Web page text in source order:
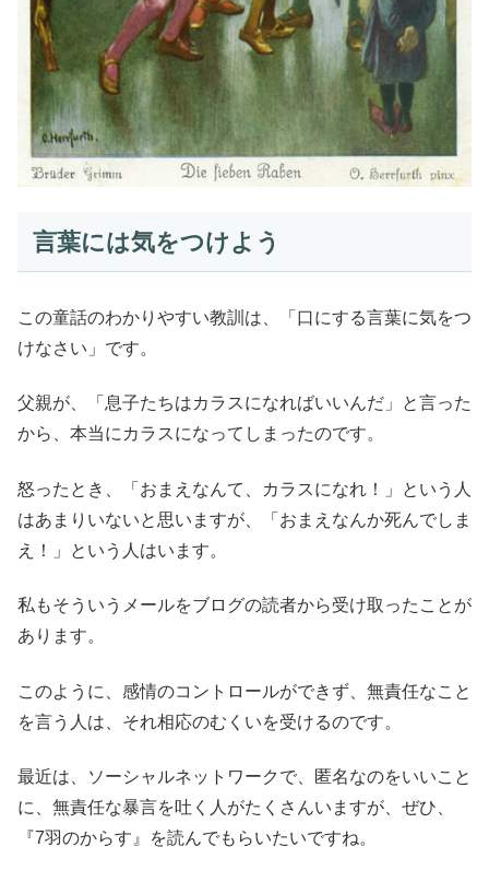
言葉には気をつけよう
この童話のわかりやすい教訓は、「口にする言葉に気をつ
けなさい」です。
父親が、「息子たちはカラスになればいいんだ」と言った
から、本当にカラスになってしまったのです。
怒ったとき、「おまえなんて、カラスになれ！」という人
はあまりいないと思いますが、「おまえなんか死んでしま
え！」という人はいます。
私もそういうメールをブログの読者から受け取ったことが
あります。
このように、感情のコントロールができず、無責任なこと
を言う人は、それ相応のむくいを受けるのです。
最近は、ソーシャルネットワークで、匿名なのをいいこと
に、無責任な暴言を吐く人がたくさんいますが、ぜひ、
『7羽のからす』を読んでもらいたいですね。